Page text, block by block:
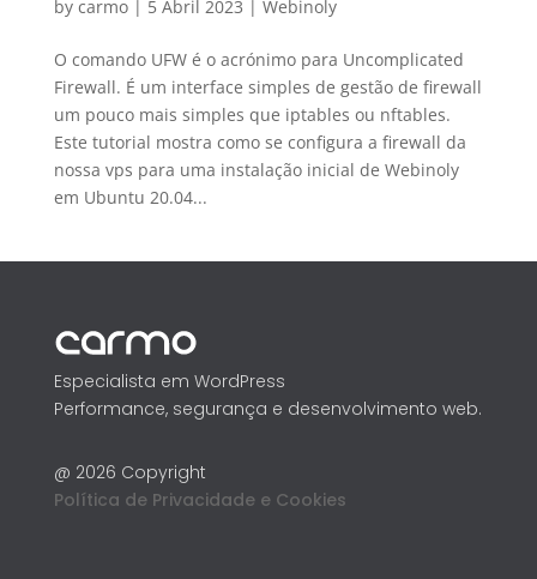
by carmo| 5 Abril 2023 | Webinoly
O comando UFW é o acrónimo para Uncomplicated
Firewall. É um interface simples de gestão de firewall
um pouco mais simples que iptables ou nftables.
Este tutorial mostra como se configura a firewall da
nossa vps para uma instalação inicial de Webinoly
em Ubuntu 20.04...
Especialista em WordPress
Performance, segurança e desenvolvimento web.
@ 2026 Copyright
Política de Privacidade e Cookies